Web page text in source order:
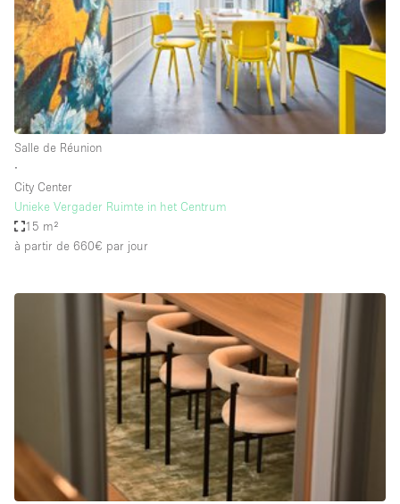
Rooftop
Salle
Salle de Conférence
Salle de Réunion
Salon / Festival
Studio Photo / Tournage
Caractéristiques de l'espace
Accès aux handicapés
Air conditionné
Animals Friendly
Ascenseur
Cabines d'essayage
Salle de Réunion
∙
City Center
Unieke Vergader Ruimte in het Centrum
15 m²
à partir de 660€ par jour